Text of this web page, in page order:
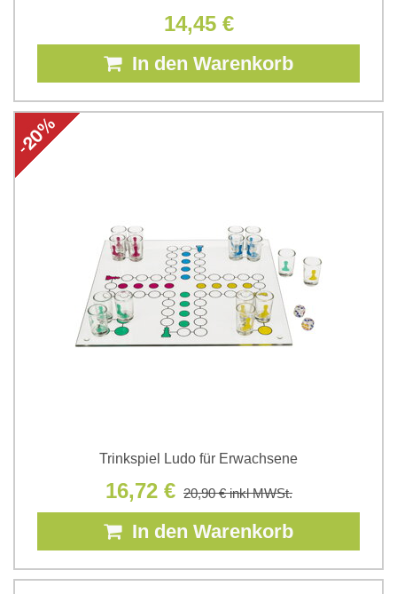
14,45 €
In den Warenkorb
Trinkspiel Ludo für Erwachsene
16,72 € 20,90 €inkl MWSt.
In den Warenkorb